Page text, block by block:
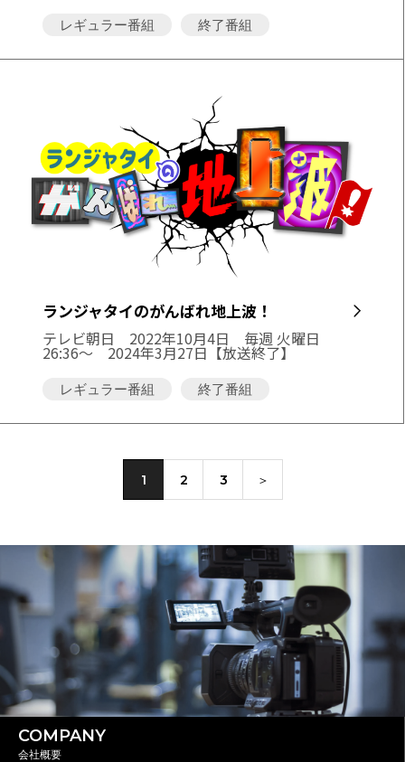
レギュラー番組 終了番組
ランジャタイのがんばれ地上波！
テレビ朝日 2022年10月4日 毎週 火曜日
26:36～ 2024年3月27日【放送終了】
レギュラー番組 終了番組
1 2 3 ＞
COMPANY
会社概要